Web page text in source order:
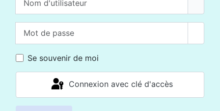
Se souvenir de moi
Connexion avec clé d'accès